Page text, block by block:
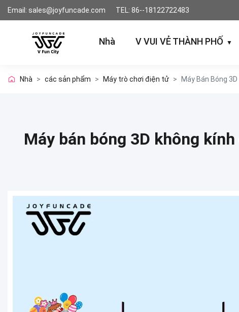
Email: sales@joyfuncade.com TEL: 86--18122722483
Nhà V VUI VẺ THÀNH PHỐ ▼
Nhà > các sản phẩm > Máy trò chơi điện tử > Máy Bán Bóng
Máy bán bóng 3D không